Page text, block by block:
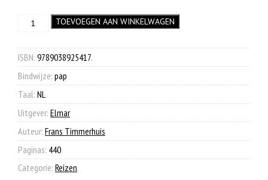
was:
€ 19,95.
is:
€ 7,90.
Handboek
wereldreiziger
aantal
TOEVOEGEN AAN WINKELWAGEN
ISBN: 9789038925417.
Bindwijze: pap
Taal: NL
Uitgever: Elmar
Auteur: Frans Timmerhuis
Paginas: 440
Categorie: Reizen.